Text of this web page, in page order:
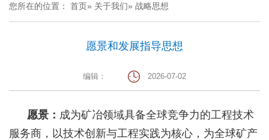
您所在的位置： 首页» 关于我们» 战略思想
愿景和发展指导思想
编辑： 2026-07-02
愿景： 成为矿冶领域具备全球竞争力的工程技术
服务商，以技术创新与工程实践为核心，为全球矿产